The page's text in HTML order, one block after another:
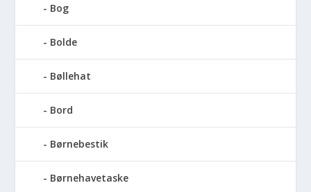
Bog
Bolde
Bøllehat
Bord
Børnebestik
Børnehavetaske